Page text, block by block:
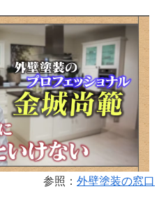
参照： 外壁塗装の窓口